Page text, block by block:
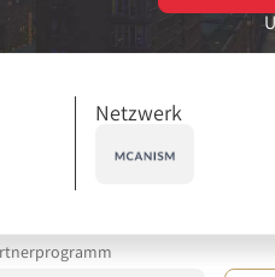
Netzwerk